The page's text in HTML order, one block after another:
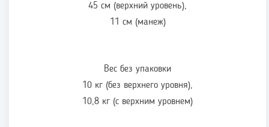
45 см (верхний уровень),
11 см (манеж)
Вес без упаковки
10 кг (без верхнего уровня),
10,8 кг (с верхним уровнем)